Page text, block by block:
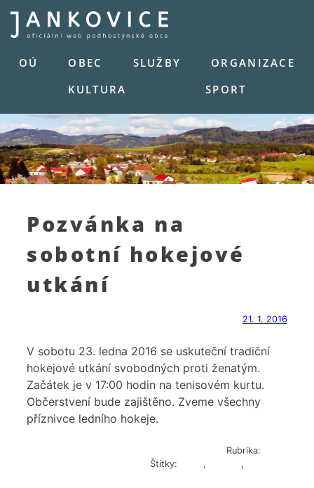
Skip
content
OÚ
OBEC SLUŽBY
ORGANIZACE
KULTURA
SPORT
Pozvánka na
sobotní hokejové
utkání
21. 1. 2016
V sobotu 23. ledna 2016 se uskuteční tradiční
hokejové utkání svobodných proti ženatým.
Začátek je v 17:00 hodin na tenisovém kurtu.
Občerstvení bude zajištěno. Zveme všechny
příznivce ledního hokeje.
Rubrika:
Štítky:
, ,